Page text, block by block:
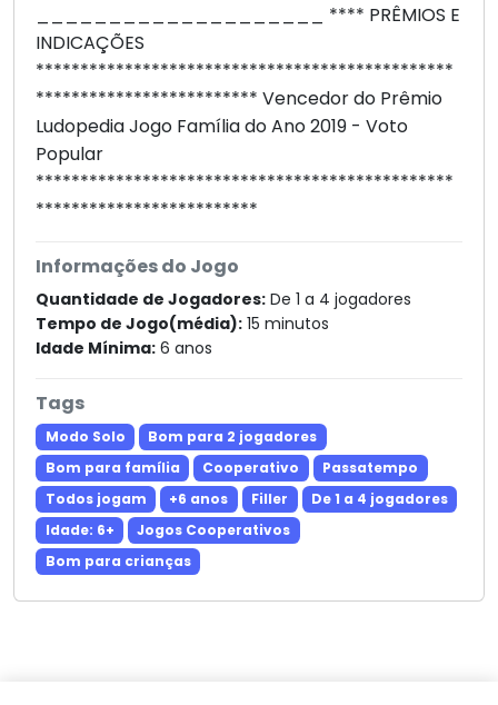
____________________ **** PRÊMIOS E
INDICAÇÕES
***********************************************
************************* Vencedor do Prêmio
Ludopedia Jogo Família do Ano 2019 - Voto
Popular
***********************************************
*************************
Informações do Jogo
Quantidade de Jogadores: De 1 a 4 jogadores
Tempo de Jogo(média): 15 minutos
Idade Mínima: 6 anos
Tags
Modo Solo
Bom para 2 jogadores
Bom para família
Cooperativo
Passatempo
Todos jogam
+6 anos Filler
De 1 a 4 jogadores
Idade: 6+
Jogos Cooperativos
Bom para crianças